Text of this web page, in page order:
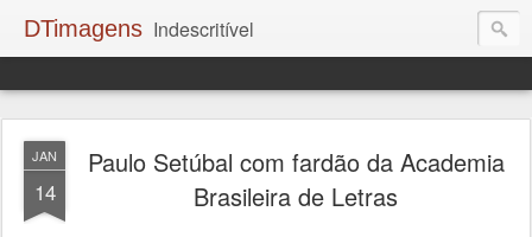
DTimagens Indescritível
JAN
14
Paulo Setúbal com fardão da Academia
Brasileira de Letras